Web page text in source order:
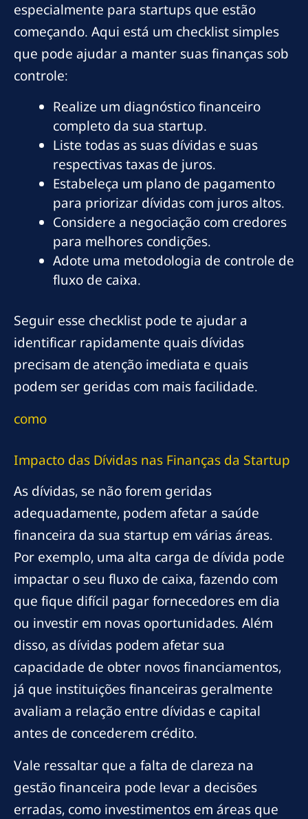
especialmente para startups que estão
começando. Aqui está um checklist simples
que pode ajudar a manter suas finanças sob
controle:
Realize um diagnóstico financeiro
completo da sua startup.
Liste todas as suas dívidas e suas
respectivas taxas de juros.
Estabeleça um plano de pagamento
para priorizar dívidas com juros altos.
Considere a negociação com credores
para melhores condições.
Adote uma metodologia de controle de
fluxo de caixa.
Seguir esse checklist pode te ajudar a
identificar rapidamente quais dívidas
precisam de atenção imediata e quais
podem ser geridas com mais facilidade.
como
Impacto das Dívidas nas Finanças da Startup
As dívidas, se não forem geridas
adequadamente, podem afetar a saúde
financeira da sua startup em várias áreas.
Por exemplo, uma alta carga de dívida pode
impactar o seu fluxo de caixa, fazendo com
que fique difícil pagar fornecedores em dia
ou investir em novas oportunidades. Além
disso, as dívidas podem afetar sua
capacidade de obter novos financiamentos,
já que instituições financeiras geralmente
avaliam a relação entre dívidas e capital
antes de concederem crédito.
Vale ressaltar que a falta de clareza na
gestão financeira pode levar a decisões
erradas, como investimentos em áreas que